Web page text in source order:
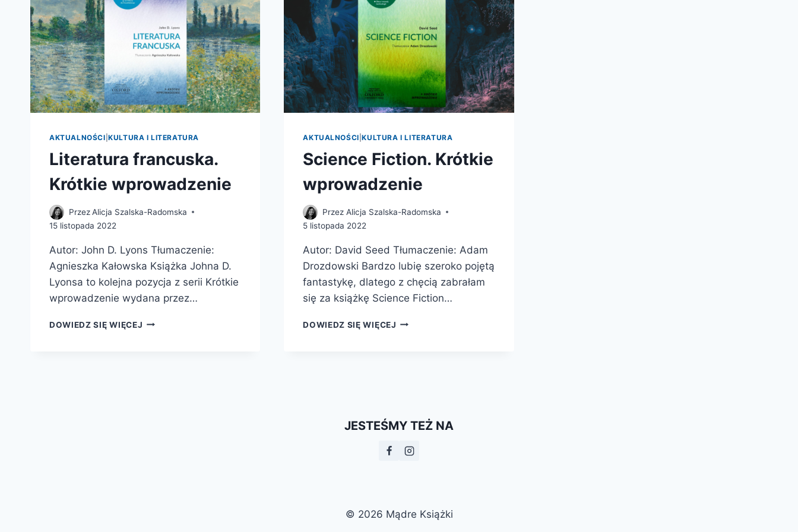
AKTUALNOŚCI |KULTURA I LITERATURA
Literatura francuska.
Krótkie wprowadzenie
PrzezAlicja Szalska-Radomska
15 listopada 2022
Autor: John D. Lyons Tłumaczenie:
Agnieszka Kałowska Książka Johna D.
Lyonsa to kolejna pozycja z serii Krótkie
wprowadzenie wydana przez…
DOWIEDZ SIĘ WIĘCEJ LITERATURA
AKTUALNOŚCI |KULTURA I LITERATURA
Science Fiction. Krótkie
wprowadzenie
Przez Alicja Szalska-Radomska
5 listopada 2022
Autor: David Seed Tłumaczenie: Adam
Drozdowski Bardzo lubię szeroko pojętą
fantastykę, dlatego z chęcią zabrałam
się za książkę Science Fiction…
DOWIEDZ SIĘ WIĘCEJ SCIENCE
JESTEŚMY TEŻ NA
© 2026 Mądre Książki